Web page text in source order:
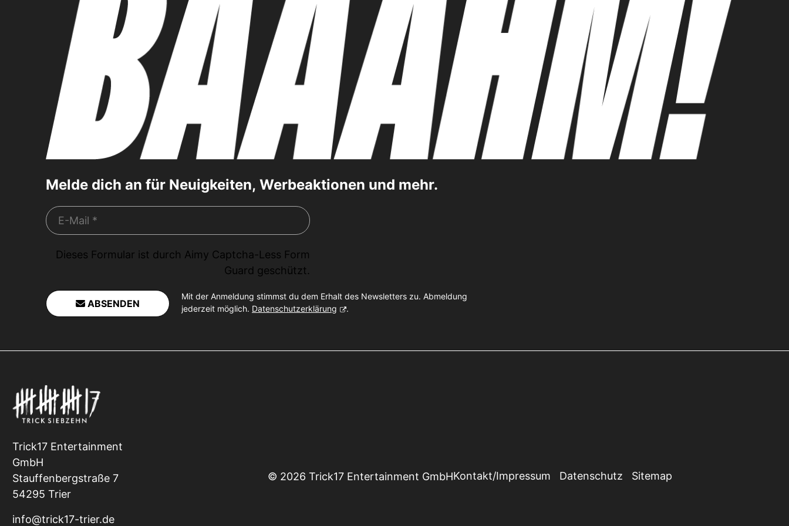
Melde dich an für Neuigkeiten, Werbeaktionen und mehr.
Dieses Formular ist durch Aimy Captcha-Less Form
Guard geschützt.
ABSENDEN
Mit der Anmeldung stimmst du dem Erhalt des Newsletters zu. Abmeldung
jederzeit möglich. Datenschutzerklärung .
Trick17 Entertainment
GmbH
Stauffenbergstraße 7
54295 Trier
info@trick17-trier.de
© 2026 Trick17 Entertainment GmbHKontakt/Impressum Datenschutz Sitemap